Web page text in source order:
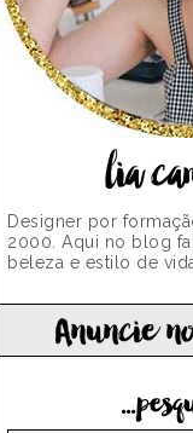
lia
Designer por
2000. Aqui no blog
beleza e estilo de
Anuncie